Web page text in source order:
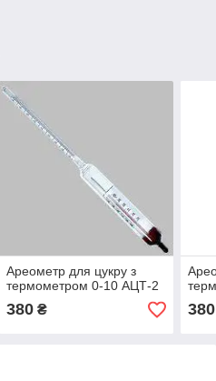
Ареометр для цукру з
термометром 0-10 АЦТ-2
380₴ 380